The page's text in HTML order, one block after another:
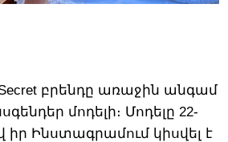
բրենդը առաջին անգամ
մոդելի։ Մոդելը 22-
Ինստագրամում կիսվել է